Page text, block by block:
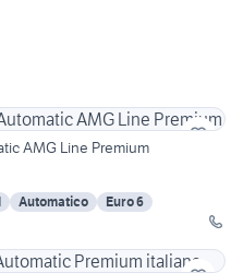
AMG Line Premium
Automatico
Euro 6